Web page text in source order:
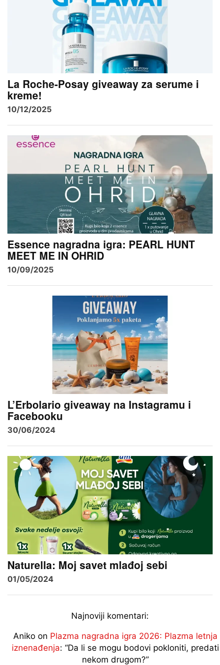
La Roche-Posay giveaway za serume i
kreme!
10/12/2025
Essence nagradna igra: PEARL HUNT
MEET ME IN OHRID
10/09/2025
L’Erbolario giveaway na Instagramu i
Facebooku
30/06/2024
Naturella: Moj savet mlađoj sebi
01/05/2024
Najnoviji komentari:
Anikoon Plazma nagradna igra 2026: Plazma letnja
iznenađenja: “Da li se mogu bodovi pokloniti, predati
nekom drugom?”